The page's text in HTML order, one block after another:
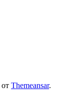
от Themeansar.